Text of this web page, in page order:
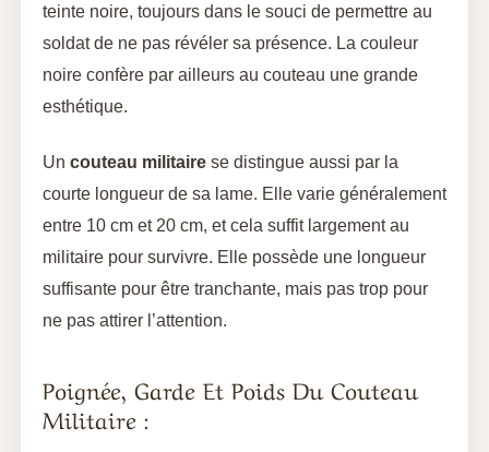
teinte noire, toujours dans le souci de permettre au
soldat de ne pas révéler sa présence. La couleur
noire confère par ailleurs au couteau une grande
esthétique.
Un couteau militaire se distingue aussi par la
courte longueur de sa lame. Elle varie généralement
entre 10 cm et 20 cm, et cela suffit largement au
militaire pour survivre. Elle possède une longueur
suffisante pour être tranchante, mais pas trop pour
ne pas attirer l’attention.
Poignée, Garde Et Poids Du Couteau
Militaire :